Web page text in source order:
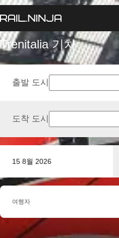
Trenitalia 기차
15 8월 2026
출발 도시
도착 도시
여행자